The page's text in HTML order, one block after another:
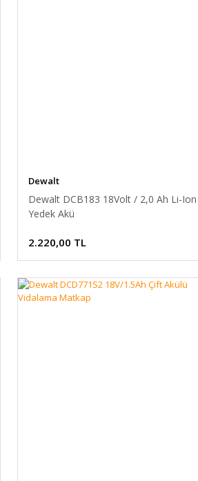
Dewalt
Dewalt DCB183 18Volt / 2,0 Ah Li-Ion
Yedek Akü
2.220,00 TL